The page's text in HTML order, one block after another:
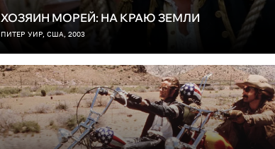
ХОЗЯИН МОРЕЙ: НА КРАЮ ЗЕМЛИ
ПИТЕР УИР, США, 2003